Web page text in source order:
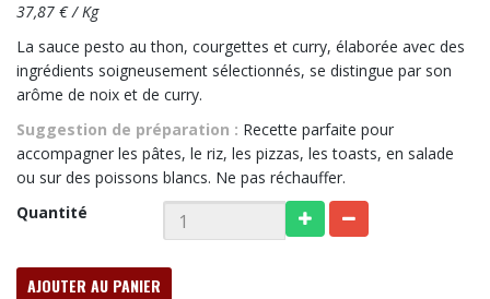
37,87 € / Kg
La sauce pesto au thon, courgettes et curry, élaborée avec des
ingrédients soigneusement sélectionnés, se distingue par son
arôme de noix et de curry.
Suggestion de préparation : Recette parfaite pour
accompagner les pâtes, le riz, les pizzas, les toasts, en salade
ou sur des poissons blancs. Ne pas réchauffer.
Quantité
AJOUTER AU PANIER